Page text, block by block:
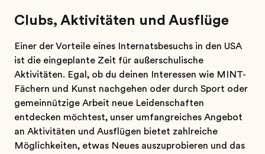
Clubs, Aktivitäten und Ausflüge
Einer der Vorteile eines Internatsbesuchs in den USA
ist die eingeplante Zeit für außerschulische
Aktivitäten. Egal, ob du deinen Interessen wie MINT-
Fächern und Kunst nachgehen oder durch Sport oder
gemeinnützige Arbeit neue Leidenschaften
entdecken möchtest, unser umfangreiches Angebot
an Aktivitäten und Ausflügen bietet zahlreiche
Möglichkeiten, etwas Neues auszuprobieren und das